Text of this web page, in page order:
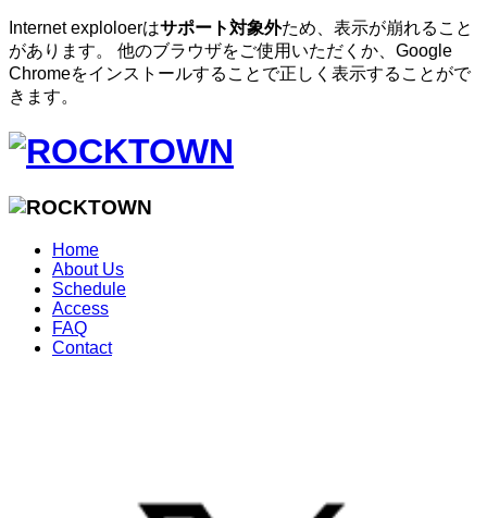
Internet exploloerはサポート対象外ため、表示が崩れること
があります。 他のブラウザをご使用いただくか、Google
Chromeをインストールすることで正しく表示することがで
きます。
Home
About Us
Schedule
Access
FAQ
Contact